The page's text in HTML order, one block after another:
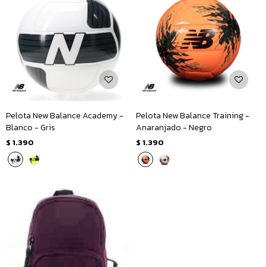
Pelota New Balance Academy -
Blanco - Gris
$ 1.390
Pelota New Balance Training -
Anaranjado - Negro
$ 1.390